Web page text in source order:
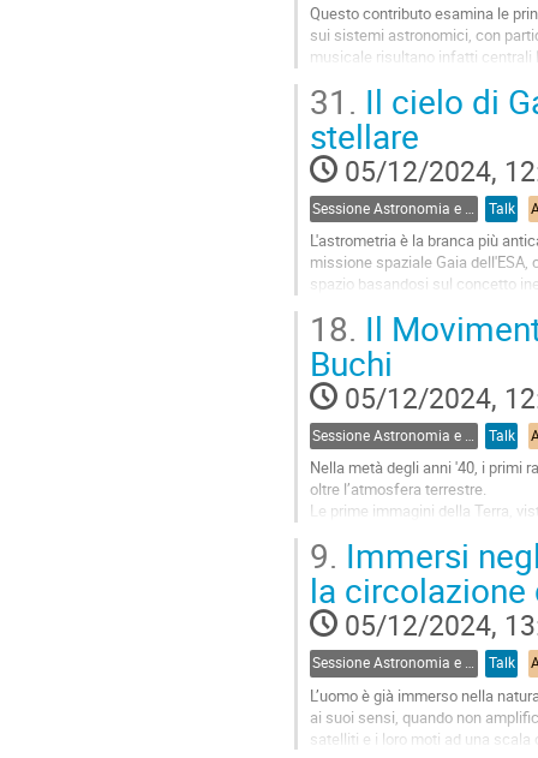
Questo contributo esamina le
sui sistemi astronomici, con
musicale risultano infatti centrali
Go
to
contribution
page
31. Il cielo di
stellare
05/12/2024,
Talk
L'astrometria è la branca più
missione spaziale Gaia
spazio basandosi sul concetto
Go
to
contribution
page
18. Il
Buchi
05/12/2024,
Sessione Astronomia e Arte Talk
Nella metà degli anni '40, i primi
oltre l’atmosfera terrestre.
Le prime immagini della Terra,
Nel Manifesto, si evince come la
Go
to
contribution
page
9. Immersi
la
05/12/2024,
Sessione Astronomia e Arte Talk
L’uomo è già immerso nella
ai suoi sensi, quando non
satelliti e i loro moti ad una